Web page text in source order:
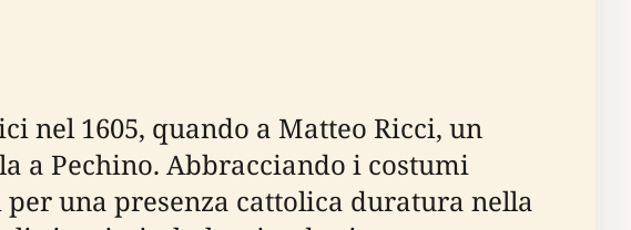
nel 1605, quando a Matteo Ricci, un
a Pechino. Abbracciando i costumi
una presenza cattolica duratura nella